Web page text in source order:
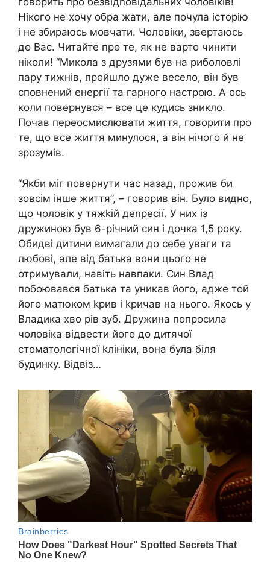
Нікого не хочу обра жати, але почула історію
і не збираюсь мовчати. Чоловіки, звертаюсь
до Вас. Читайте про те, як не варто чинити
ніколи! “Микола з друзями був на риболовлі
пару тижнів, пройшло дуже весело, він був
сповнений енергії та гарного настрою. А ось
коли повернувся – все це кудись зникло.
Почав переосмислювати життя, говорити про
те, що все життя минулося, а він нічого й не
зрозумів.
“Якби міг повернути час назад, прожив би
зовсім інше життя”, – говорив він. Було видно,
що чоловік у тяжkій деnресії. У них із
дружиною був 6-річний син і дочка 1,5 року.
Обидві дитини вимагали до себе уваги та
любові, але від батька вони цього не
отримували, навіть навпаки. Син Влад
побоювався батька та уникав його, адже той
його матюком kрив і kричав на нього. Якось у
Владика хво рів зуб. Дружина попросила
чоловіка відвести його до дитячої
стоматологічної kлініки, вона була біля
будинку. Відвіз…